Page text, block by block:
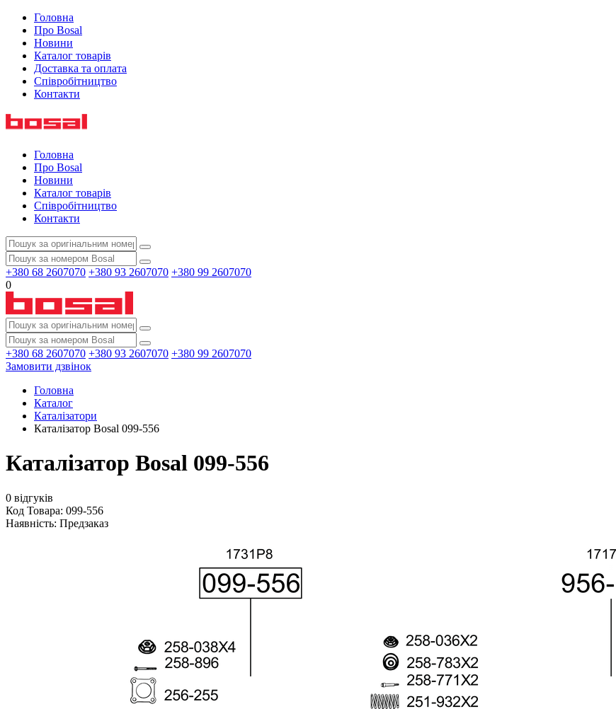
Головна
Про Bosal
Новини
Каталог товарів
Доставка та оплата
Співробітництво
Контакти
Головна
Про Bosal
Новини
Каталог товарів
Співробітництво
Контакти
+380 68 2607070 +380 93 2607070 +380 99 2607070
0
+380 68 2607070 +380 93 2607070 +380 99 2607070
Замовити дзвінок
Головна
Каталог
Каталізатори
Каталізатор Bosal 099-556
Каталізатор Bosal 099-556
0 відгуків
Код Товара: 099-556
Наявність: Предзаказ